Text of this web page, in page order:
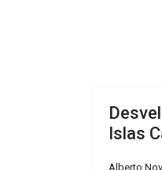
Islas
Alberto